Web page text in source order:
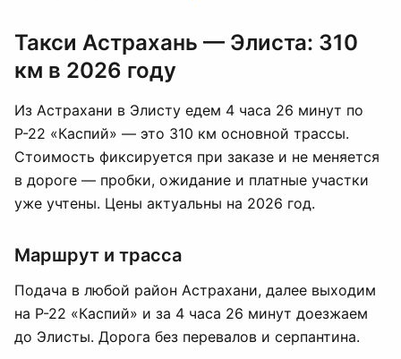
Такси Астрахань — Элиста: 310
км в 2026 году
Из Астрахани в Элисту едем 4 часа 26 минут по
Р-22 «Каспий» — это 310 км основной трассы.
Стоимость фиксируется при заказе и не меняется
в дороге — пробки, ожидание и платные участки
уже учтены. Цены актуальны на 2026 год.
Маршрут и трасса
Подача в любой район Астрахани, далее выходим
на Р-22 «Каспий» и за 4 часа 26 минут доезжаем
до Элисты. Дорога без перевалов и серпантина.